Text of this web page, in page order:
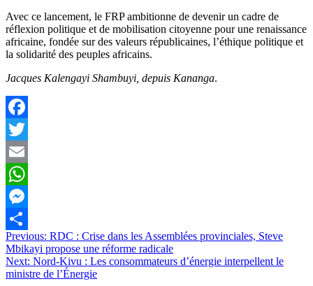
Avec ce lancement, le FRP ambitionne de devenir un cadre de
réflexion politique et de mobilisation citoyenne pour une renaissance
africaine, fondée sur des valeurs républicaines, l’éthique politique et
la solidarité des peuples africains.
Jacques Kalengayi Shambuyi, depuis Kananga.
Facebook
Twitter
Email
WhatsApp
Messenger
Partager
Navigation
de
l’article
Previous: RDC : Crise dans les Assemblées provinciales, Steve
Mbikayi propose une réforme radicale
Next: Nord-Kivu : Les consommateurs d’énergie interpellent le
ministre de l’Énergie